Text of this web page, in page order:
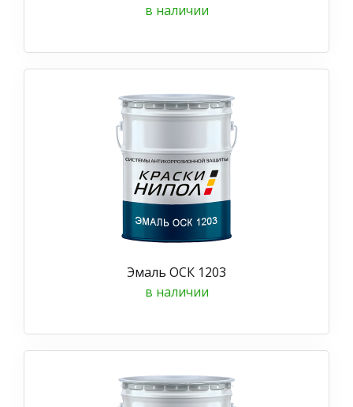
в наличии
Эмаль ОСК 1203
в наличии